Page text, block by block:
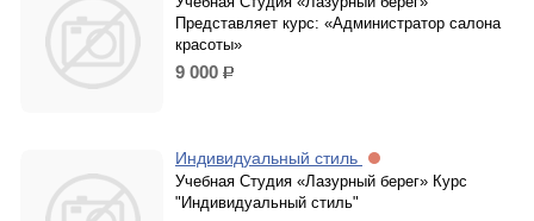
Представляет курс: «Администратор салона
красоты»
9 000 р.
Индивидуальный стиль
Учебная Студия «Лазурный берег» Курс
"Индивидуальный стиль"